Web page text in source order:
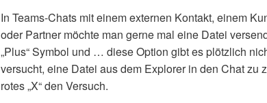
In Teams-Chats mit einem externen Kontakt, einem
oder Partner möchte man gerne mal eine Datei
„Plus“ Symbol und … diese Option gibt es plötzlich
versucht, eine Datei aus dem Explorer in den Chat zu
rotes „X“ den Versuch.